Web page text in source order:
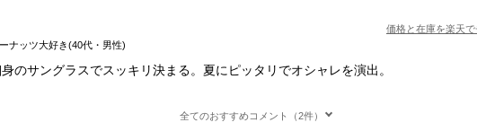
価格と在庫を楽天で
ーナッツ大好き(40代・男性)
のサングラスでスッキリ決まる。夏にピッタリでオシャレを演出。
全てのおすすめコメント（2件）